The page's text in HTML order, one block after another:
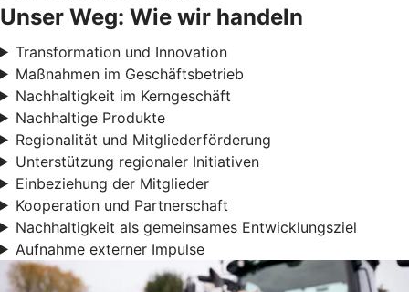
Unser Weg: Wie wir handeln
Transformation und Innovation
Maßnahmen im Geschäftsbetrieb
Nachhaltigkeit im Kerngeschäft
Nachhaltige Produkte
Regionalität und Mitgliederförderung
Unterstützung regionaler Initiativen
Einbeziehung der Mitglieder
Kooperation und Partnerschaft
Nachhaltigkeit als gemeinsames Entwicklungsziel
Aufnahme externer Impulse